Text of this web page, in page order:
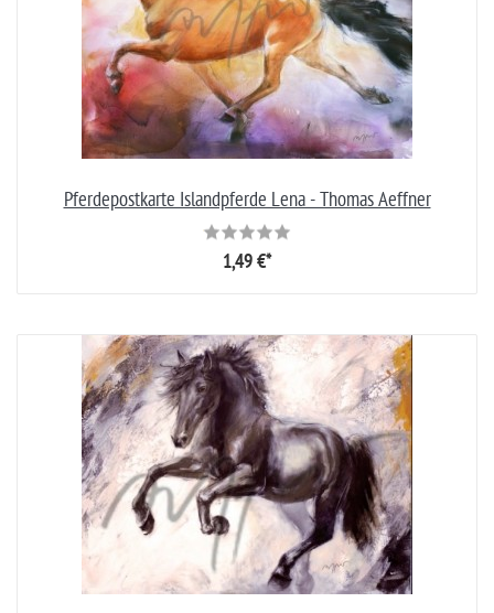
Pferdepostkarte Islandpferde Lena - Thomas Aeffner
1,49 €*